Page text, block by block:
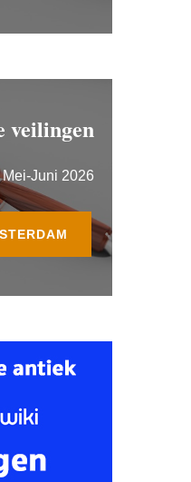
veilingen
Mei-Juni 2026